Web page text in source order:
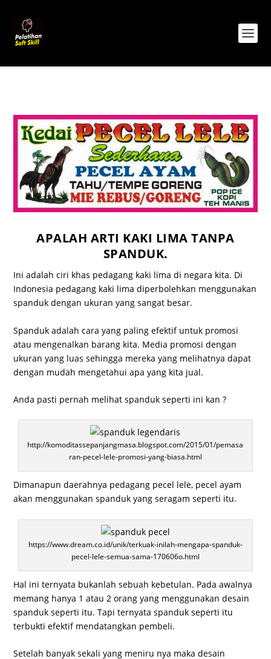
APALAH ARTI KAKI LIMA TANPA
SPANDUK.
Ini adalah ciri khas pedagang kaki lima di negara kita. Di
Indonesia pedagang kaki lima diperbolehkan menggunakan
spanduk dengan ukuran yang sangat besar.
Spanduk adalah cara yang paling efektif untuk promosi
atau mengenalkan barang kita. Media promosi dengan
ukuran yang luas sehingga mereka yang melihatnya dapat
dengan mudah mengetahui apa yang kita jual.
Anda pasti pernah melihat spanduk seperti ini kan ?
http://komoditassepanjangmasa.blogspot.com/2015/01/pemasa
ran-pecel-lele-promosi-yang-biasa.html
Dimanapun daerahnya pedagang pecel lele, pecel ayam
akan menggunakan spanduk yang seragam seperti itu.
https://www.dream.co.id/unik/terkuak-inilah-mengapa-spanduk-
pecel-lele-semua-sama-170606o.html
Hal ini ternyata bukanlah sebuah kebetulan. Pada awalnya
memang hanya 1 atau 2 orang yang menggunakan desain
spanduk seperti itu. Tapi ternyata spanduk seperti itu
terbukti efektif mendatangkan pembeli.
Setelah banyak sekali yang meniru nya maka desain